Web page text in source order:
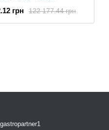
122 177.44 грн
грн
gastropartner1